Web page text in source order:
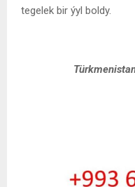
tegelek bir ýyl boldy.